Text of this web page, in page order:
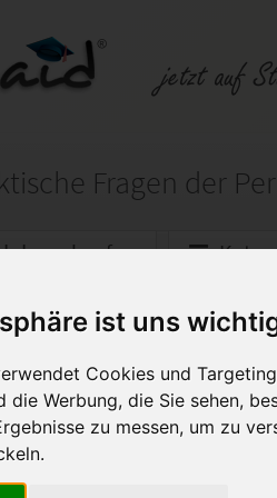
ist uns
Cookies und
die Werbung, die Sie sehen,
zu messen, um zu
verkaufen
Note 1 - 100 Punkte - inkl.
Ich biete hier meine selbst
genannte ESA an. Diese
bewertet. Bitte verwenden